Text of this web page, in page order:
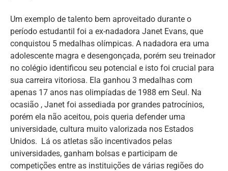
Um exemplo de talento bem aproveitado durante o
período estudantil foi a ex-nadadora Janet Evans, que
conquistou 5 medalhas olímpicas. A nadadora era uma
adolescente magra e desengonçada, porém seu treinador
no colégio identificou seu potencial e isto foi crucial para
sua carreira vitoriosa. Ela ganhou 3 medalhas com
apenas 17 anos nas olimpíadas de 1988 em Seul. Na
ocasião , Janet foi assediada por grandes patrocínios,
porém ela não aceitou, pois queria defender uma
universidade, cultura muito valorizada nos Estados
Unidos. Lá os atletas são incentivados pelas
universidades, ganham bolsas e participam de
competições entre as instituições de várias regiões do